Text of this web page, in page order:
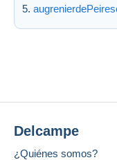
Delcampe
¿Quiénes somos?